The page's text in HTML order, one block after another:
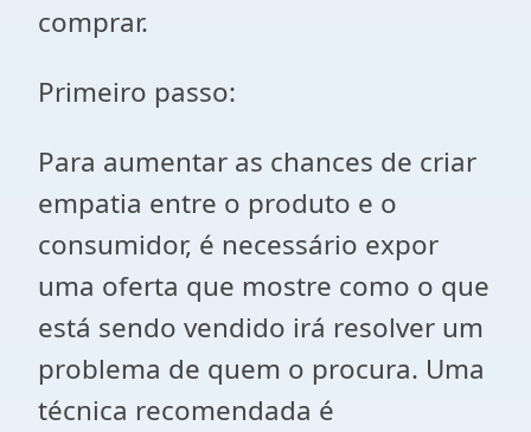
comprar.
Primeiro passo:
Para aumentar as chances de criar
empatia entre o produto e o
consumidor, é necessário expor
uma oferta que mostre como o que
está sendo vendido irá resolver um
problema de quem o procura. Uma
técnica recomendada é